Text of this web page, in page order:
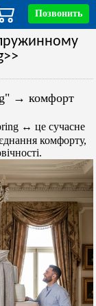
Позвонить
→ комфорт
↔ це сучасне
комфорту,